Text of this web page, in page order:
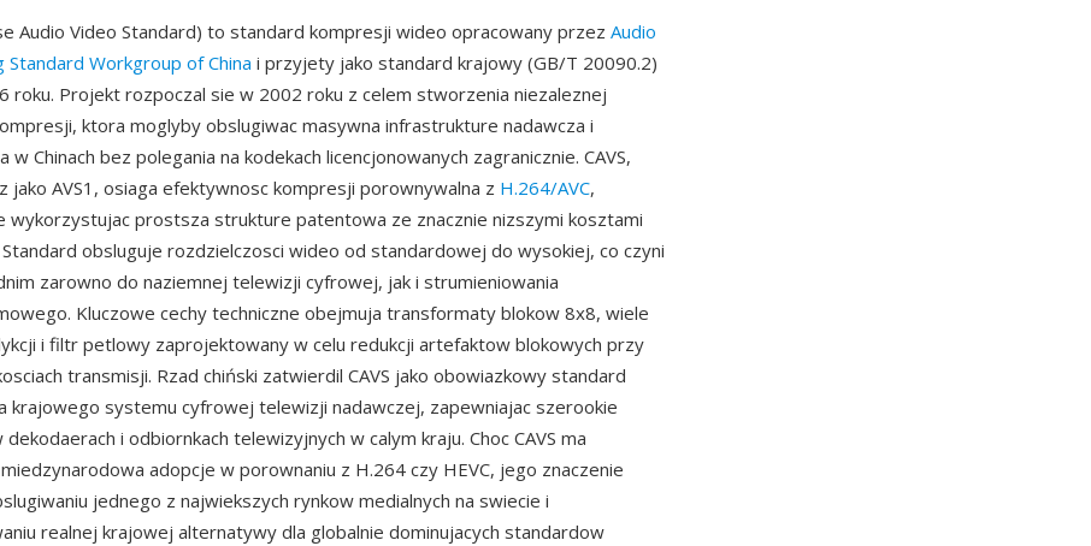
Audio Video Standard) to standard kompresji wideo opracowany przez Audio
Standard Workgroup of China i przyjety jako standard krajowy (GB/T 20090.2)
roku. Projekt rozpoczal sie w 2002 roku z celem stworzenia niezaleznej
ktora moglyby obslugiwac masywna infrastrukture nadawcza i
w Chinach bez polegania na kodekach licencjonowanych zagranicznie. CAVS,
jako AVS1, osiaga efektywnosc kompresji porownywalna z H.264/AVC,
wykorzystujac prostsza strukture patentowa ze znacznie nizszymi kosztami
Standard obsluguje rozdzielczosci wideo od standardowej do wysokiej, co czyni
zarowno do naziemnej telewizji cyfrowej, jak i strumieniowania
Kluczowe cechy techniczne obejmuja transformaty blokow 8x8, wiele
i filtr petlowy zaprojektowany w celu redukcji artefaktow blokowych przy
transmisji. Rzad chiński zatwierdil CAVS jako obowiazkowy standard
krajowego systemu cyfrowej telewizji nadawczej, zapewniajac szerookie
i odbiornkach telewizyjnych w calym kraju. Choc CAVS ma
adopcje w porownaniu z H.264 czy HEVC, jego znaczenie
jednego z najwiekszych rynkow medialnych na swiecie i
realnej krajowej alternatywy dla globalnie dominujacych standardow